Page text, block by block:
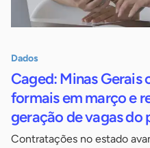
Dados
Caged: Minas Gerais
formais em março e
geração de vagas do
Contratações no estado